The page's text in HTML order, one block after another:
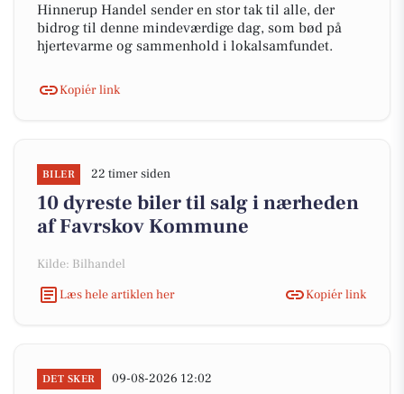
Hinnerup Handel sender en stor tak til alle, der
bidrog til denne mindeværdige dag, som bød på
hjertevarme og sammenhold i lokalsamfundet.
Kopiér link
BILER 22 timer siden
10 dyreste biler til salg i nærheden
af Favrskov Kommune
Kilde: Bilhandel
Læs hele artiklen her
Kopiér link
DET SKER 09-08-2026 12:02